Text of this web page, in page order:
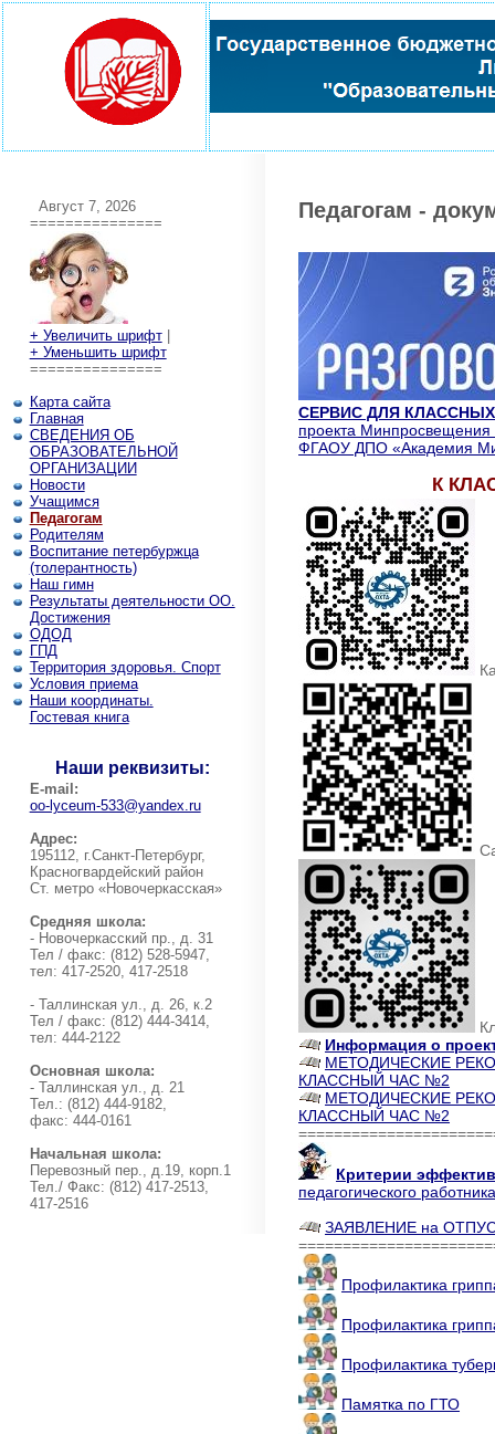
Август 7, 2026
===============
+ Увеличить шрифт|
+ Уменьшить шрифт
===============
Карта сайта
Главная
СВЕДЕНИЯ ОБ
ОБРАЗОВАТЕЛЬНОЙ
ОРГАНИЗАЦИИ
Новости
Учащимся
Педагогам
Родителям
Воспитание петербуржца
(толерантность)
Наш гимн
Результаты деятельности ОО.
Достижения
ОДОД
ГПД
Территория здоровья. Спорт
Условия приема
Наши координаты.
Гостевая книга
Наши реквизиты:
E-mail:
oo-lyceum-533@yandex.ru
Адрес:
195112, г.Санкт-Петербург,
Красногвардейский район
Ст. метро «Новочеркасская»
Средняя школа:
- Новочеркасский пр., д. 31
Тел / факс: (812) 528-5947,
тел: 417-2520, 417-2518
- Таллинская ул., д. 26, к.2
Тел / факс: (812) 444-3414,
тел: 444-2122
Основная школа:
- Таллинская ул., д. 21
Тел.: (812) 444-9182,
факс: 444-0161
Начальная школа:
Перевозный пер., д.19, корп.1
Тел./ Факс: (812) 417-2513,
417-2516
Педагогам -
СЕРВИС ДЛЯ
проекта Минпросвещения
ФГАОУ ДПО «Академия
К
Информация о
МЕТОДИЧЕСКИЕ
КЛАССНЫЙ ЧАС №2
МЕТОДИЧЕСКИЕ
КЛАССНЫЙ ЧАС №2
Критерии
педагогического
ЗАЯВЛЕНИЕ на
Профилактика
Профилактика
Профилактика
Памятка по ГТО